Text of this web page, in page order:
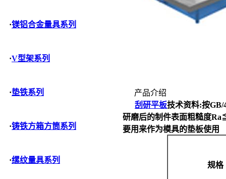
·镁铝合金量具系列
·V型架系列
·垫铁系列
·铸铁方箱方筒系列
·缧纹量具系列
产品介绍
刮研平板技术资料:按GB/
研磨后的制件表面粗糙度Ra
要用来作为模具的垫板使用
规格